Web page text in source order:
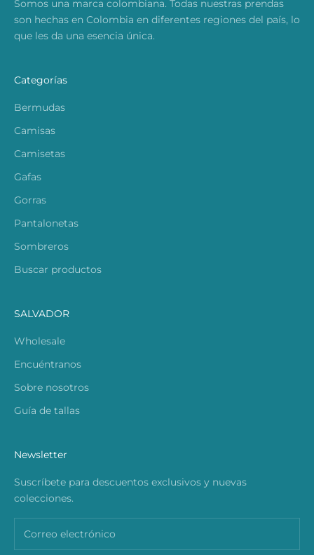
Somos una marca colombiana. Todas nuestras prendas
son hechas en Colombia en diferentes regiones del país, lo
que les da una esencia única.
Categorías
Bermudas
Camisas
Camisetas
Gafas
Gorras
Pantalonetas
Sombreros
Buscar productos
SALVADOR
Wholesale
Encuéntranos
Sobre nosotros
Guía de tallas
Newsletter
Suscríbete para descuentos exclusivos y nuevas
colecciones.